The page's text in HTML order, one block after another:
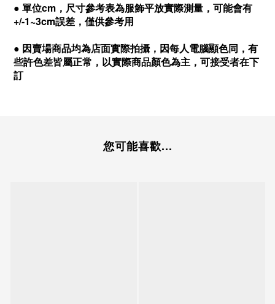
● 單位cm，尺寸參考表為服飾平放實際測量，可能會有
+/-1~3cm誤差，僅供參考用
● 因賣場商品均為店面實際拍攝，因每人電腦顯色同，有
些許色差皆屬正常，以實際商品顏色為主，可接受者在下
訂
您可能喜歡...